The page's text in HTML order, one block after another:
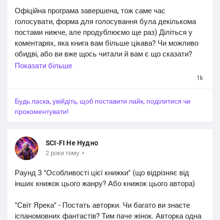
Офіційна програма завершена, тож саме час
голосувати, форма для голосування була декількома
постами нижче, але продублюємо ще раз) Діліться у
коментарях, яка книга вам більше цікава? Чи можливо
обидві, або ви вже щось читали й вам є що сказати?
BX0u0U4zjpXCEZ_7EVK...
Показати більше
1k
Будь ласка, увійдіть, щоб поставити лайк, поділитися чи
прокоментувати!
SCI-FI Не Нудно
2 роки тому ·
Раунд 3 "Особливості цієї книжки" (що відрізняє від
інших книжок цього жанру? Або книжок цього автора)
"Світ Ярека" - Постать авторки. Чи багато ви знаєте
іспаномовних фантастів? Тим паче жінок. Авторка одна